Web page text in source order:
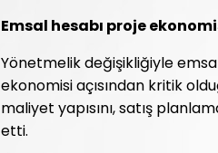
Emsal hesabı proje
Yönetmelik değişikliğiyle
ekonomisi açısından kritik
maliyet yapısını, satış
etti.